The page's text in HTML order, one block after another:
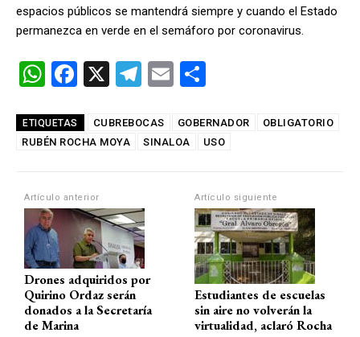
espacios públicos se mantendrá siempre y cuando el Estado
permanezca en verde en el semáforo por coronavirus.
W
at
s
p
p
F
ce
b
o
k
X
T
e
gr
m
E
ail m
p
tir
ETIQUETAS CUBREBOCAS GOBERNADOR
OBLIGATORIO
RUBÉN ROCHA MOYA
SINALOA USO
Artículo anterior
Drones adquiridos por
Quirino Ordaz serán
donados a la Secretaría
de Marina
Artículo siguiente
Estudiantes de escuelas
sin aire no volverán la
virtualidad, aclaró Rocha